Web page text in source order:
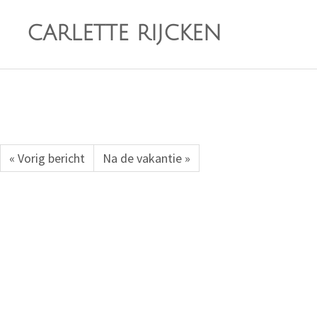
CARLETTE RIJCKEN
« Vorig bericht Na de vakantie »